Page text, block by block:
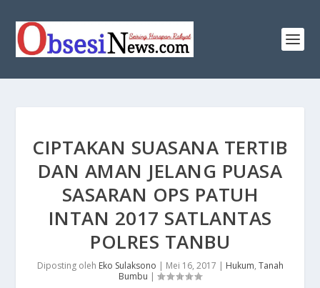
CIPTAKAN SUASANA TERTIB
DAN AMAN JELANG PUASA
SASARAN OPS PATUH
INTAN 2017 SATLANTAS
POLRES TANBU
Diposting oleh Eko Sulaksono | Mei 16, 2017 | Hukum, Tanah
Bumbu |